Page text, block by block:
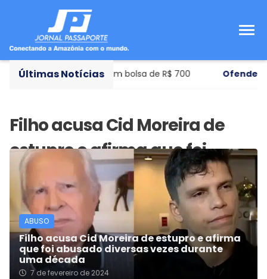
Últimas Notícias
de ensino com bolsa de R$ 700 Ofendeu
ABUSO
Filho acusa Cid Moreira de estupro e afirma
que foi abusado diversas vezes durante
uma década
7 de fevereiro de 2024